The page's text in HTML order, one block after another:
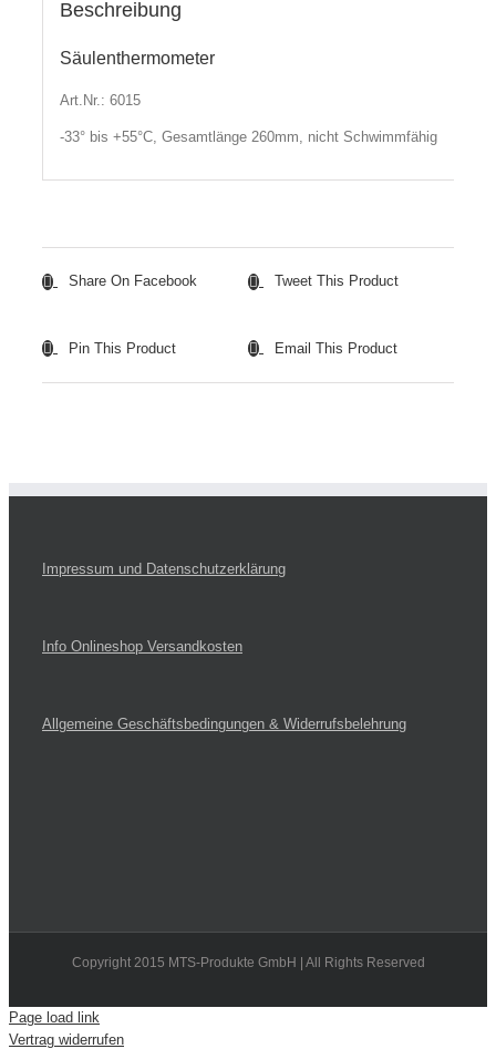
Beschreibung
Säulenthermometer
Art.Nr.: 6015
-33° bis +55°C, Gesamtlänge 260mm, nicht Schwimmfähig
Share On Facebook Tweet This Product
Pin This Product Email This Product
Impressum und Datenschutzerklärung
Info Onlineshop Versandkosten
Allgemeine Geschäftsbedingungen & Widerrufsbelehrung
Copyright 2015 MTS-Produkte GmbH | All Rights Reserved
Page load link
Vertrag widerrufen